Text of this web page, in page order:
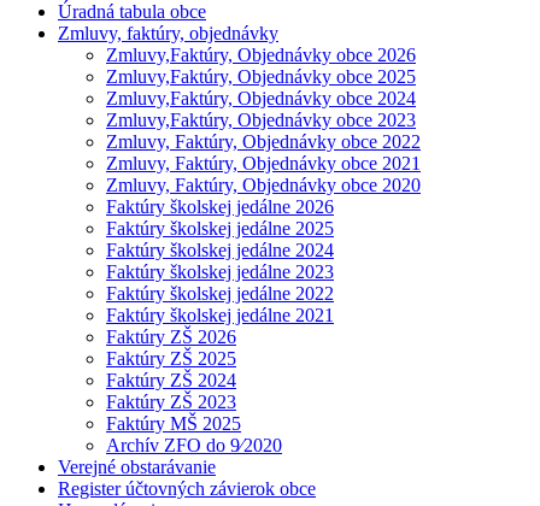
Úradná tabula obce
Zmluvy, faktúry, objednávky
Zmluvy,Faktúry, Objednávky obce 2026
Zmluvy,Faktúry, Objednávky obce 2025
Zmluvy,Faktúry, Objednávky obce 2024
Zmluvy,Faktúry, Objednávky obce 2023
Zmluvy, Faktúry, Objednávky obce 2022
Zmluvy, Faktúry, Objednávky obce 2021
Zmluvy, Faktúry, Objednávky obce 2020
Faktúry školskej jedálne 2026
Faktúry školskej jedálne 2025
Faktúry školskej jedálne 2024
Faktúry školskej jedálne 2023
Faktúry školskej jedálne 2022
Faktúry školskej jedálne 2021
Faktúry ZŠ 2026
Faktúry ZŠ 2025
Faktúry ZŠ 2024
Faktúry ZŠ 2023
Faktúry MŠ 2025
Archív ZFO do 9⁄2020
Verejné obstarávanie
Register účtovných závierok obce